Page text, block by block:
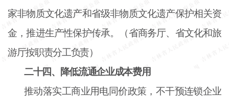
家非物质文化遗产和省级非物质文化遗产保护相关资
金，推进生产性保护传承。（省商务厅、省文化和旅
游厅按职责分工负责）
二十四、降低流通企业成本费用
推动落实工商业用电同价政策，不干预连锁企业